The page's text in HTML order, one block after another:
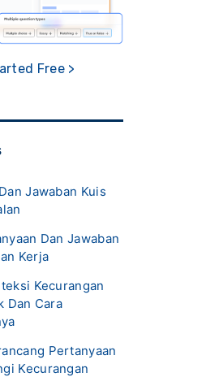
Free >
Jawaban Kuis
Dan Jawaban
Kerja
Kecurangan
Dan Cara
Pertanyaan
Kecurangan